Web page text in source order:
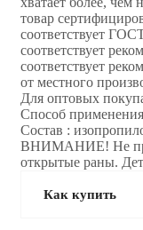
товар
соответствует
соответствует
соответствует
от местного
Для оптовых
Способ применения
Состав :
ВНИМАНИЕ! Не
открытые раны.
Как купить